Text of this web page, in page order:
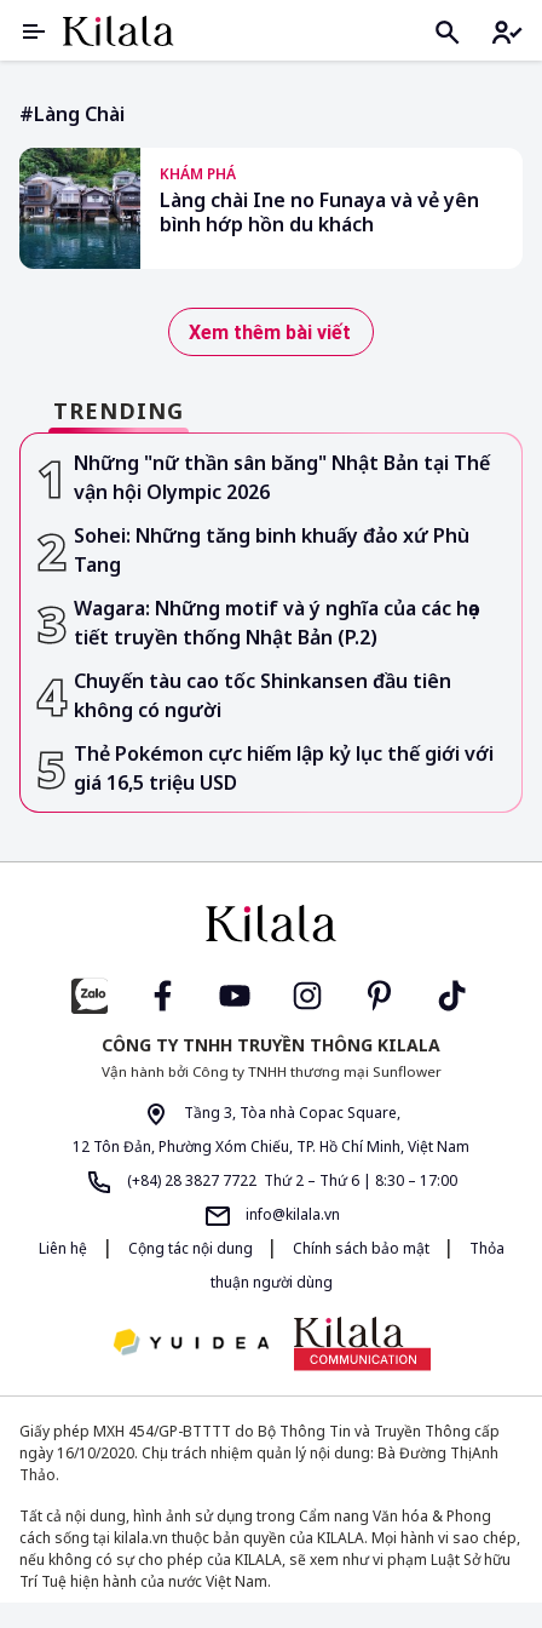
#làng Chài
KHÁM PHÁ
Làng chài Ine no Funaya và vẻ yên
bình hớp hồn du khách
Xem thêm bài viết
TRENDING
Những "nữ thần sân băng" Nhật Bản tại Thế
vận hội Olympic 2026
Sohei: Những tăng binh khuấy đảo xứ Phù
Tang
Wagara: Những motif và ý nghĩa của các họa
tiết truyền thống Nhật Bản (P.2)
Chuyến tàu cao tốc Shinkansen đầu tiên
không có người
Thẻ Pokémon cực hiếm lập kỷ lục thế giới với
giá 16,5 triệu USD
CÔNG TY TNHH TRUYỀN THÔNG KILALA
Vận hành bởi Công ty TNHH thương mại Sunflower
Tầng 3, Tòa nhà Copac Square,
12 Tôn Đản, Phường Xóm Chiếu, TP. Hồ Chí Minh, Việt Nam
(+84) 28 3827 7722 Thứ 2 – Thứ 6 | 8:30 – 17:00
info@kilala.vn
Liên hệ
| Cộng tác nội dung | Chính sách bảo mật |
Thỏa
thuận người dùng
Giấy phép MXH 454/GP-BTTTT do Bộ Thông Tin và Truyền Thông cấp
ngày 16/10/2020. Chịu trách nhiệm quản lý nội dung: Bà Đường Thị Anh
Thảo.
Tất cả nội dung, hình ảnh sử dụng trong Cẩm nang Văn hóa & Phong
cách sống tại kilala.vn thuộc bản quyền của KILALA. Mọi hành vi sao chép,
nếu không có sự cho phép của KILALA, sẽ xem như vi phạm Luật Sở hữu
Trí Tuệ hiện hành của nước Việt Nam.